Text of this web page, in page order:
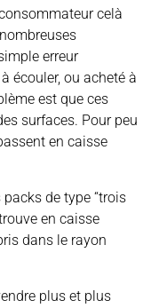
celà
erreur
écouler, ou acheté à
est que ces
surfaces. Pour peu
en caisse
de type “trois
en caisse
dans le rayon
plus et plus